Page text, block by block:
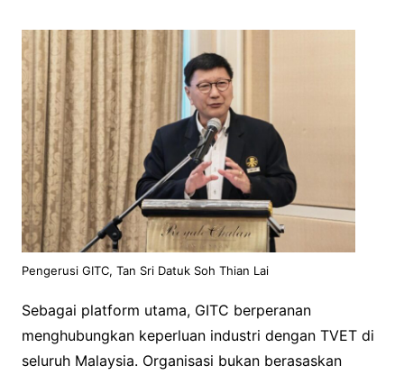
Pengerusi GITC, Tan Sri Datuk Soh Thian Lai
Sebagai platform utama, GITC berperanan
menghubungkan keperluan industri dengan TVET di
seluruh Malaysia. Organisasi bukan berasaskan